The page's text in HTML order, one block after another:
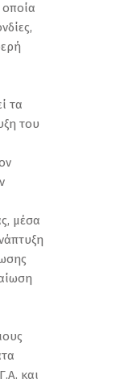
τα
του
μέσα
και